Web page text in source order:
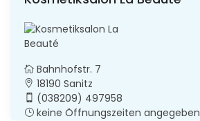
Bahnhofstr. 7
18190 Sanitz
(038209) 497958
keine Öffnungszeiten angegeben